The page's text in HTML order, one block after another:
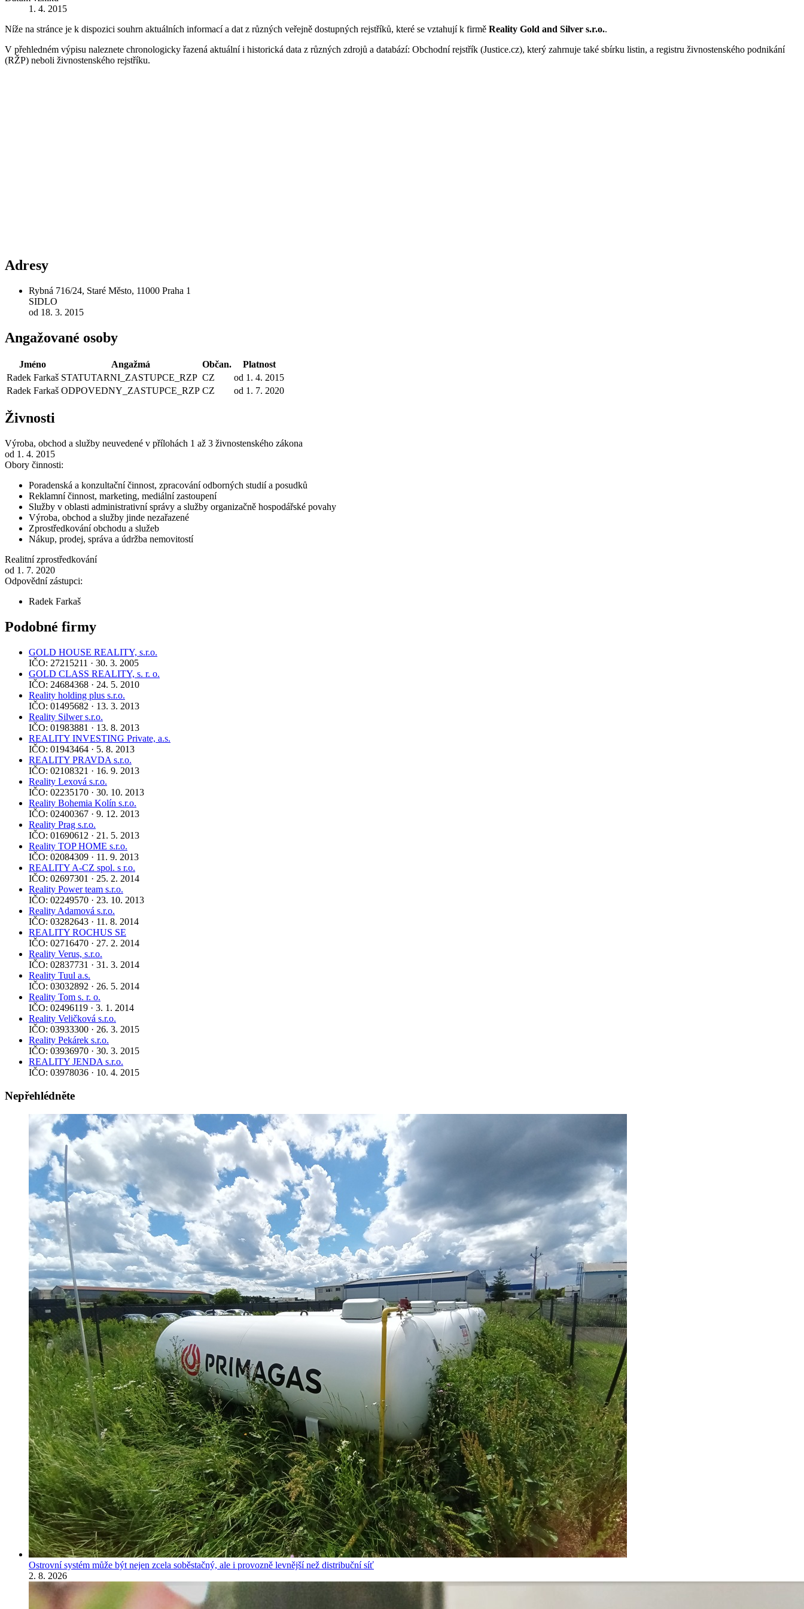
1. 4. 2015
Níže na stránce je k dispozici souhrn aktuálních informací a dat z různých veřejně dostupných rejstříků, které se vztahují k firmě Reality Gold and Silver s.r.o..
V přehledném výpisu naleznete chronologicky řazená aktuální i historická data z různých zdrojů a databází: Obchodní rejstřík (Justice.cz), který zahrnuje také sbírku listin, a registru živnostenského podnikání
(RŽP) neboli živnostenského rejstříku.
Adresy
Rybná 716/24, Staré Město, 11000 Praha 1
SIDLO
od 18. 3. 2015
Angažované osoby
Jméno Angažmá Občan.
Platnost
Radek Farkaš STATUTARNI_ZASTUPCE_RZP CZ
od 1. 4. 2015
Radek Farkaš ODPOVEDNY_ZASTUPCE_RZP CZ od 1. 7. 2020
Živnosti
Výroba, obchod a služby neuvedené v přílohách 1 až 3 živnostenského zákona
od 1. 4. 2015
Obory činnosti:
Poradenská a konzultační činnost, zpracování odborných studií a posudků
Reklamní činnost, marketing, mediální zastoupení
Služby v oblasti administrativní správy a služby organizačně hospodářské povahy
Výroba, obchod a služby jinde nezařazené
Zprostředkování obchodu a služeb
Nákup, prodej, správa a údržba nemovitostí
Realitní zprostředkování
od 1. 7. 2020
Odpovědní zástupci:
Radek Farkaš
Podobné firmy
GOLD HOUSE REALITY, s.r.o.
IČO: 27215211 · 30. 3. 2005
GOLD CLASS REALITY, s. r. o.
IČO: 24684368 · 24. 5. 2010
Reality holding plus s.r.o.
IČO: 01495682 · 13. 3. 2013
Reality Silwer s.r.o.
IČO: 01983881 · 13. 8. 2013
REALITY INVESTING Private, a.s.
IČO: 01943464 · 5. 8. 2013
REALITY PRAVDA s.r.o.
IČO: 02108321 · 16. 9. 2013
Reality Lexová s.r.o.
IČO: 02235170 · 30. 10. 2013
Reality Bohemia Kolín s.r.o.
IČO: 02400367 · 9. 12. 2013
Reality Prag s.r.o.
IČO: 01690612 · 21. 5. 2013
Reality TOP HOME s.r.o.
IČO: 02084309 · 11. 9. 2013
REALITY A-CZ spol. s r.o.
IČO: 02697301 · 25. 2. 2014
Reality Power team s.r.o.
IČO: 02249570 · 23. 10. 2013
Reality Adamová s.r.o.
IČO: 03282643 · 11. 8. 2014
REALITY ROCHUS SE
IČO: 02716470 · 27. 2. 2014
Reality Verus, s.r.o.
IČO: 02837731 · 31. 3. 2014
Reality Tuul a.s.
IČO: 03032892 · 26. 5. 2014
Reality Tom s. r. o.
IČO: 02496119 · 3. 1. 2014
Reality Veličková s.r.o.
IČO: 03933300 · 26. 3. 2015
Reality Pekárek s.r.o.
IČO: 03936970 · 30. 3. 2015
REALITY JENDA s.r.o.
IČO: 03978036 · 10. 4. 2015
Nepřehlédněte
Ostrovní systém může být nejen zcela soběstačný, ale i provozně levnější než distribuční síť
2. 8. 2026